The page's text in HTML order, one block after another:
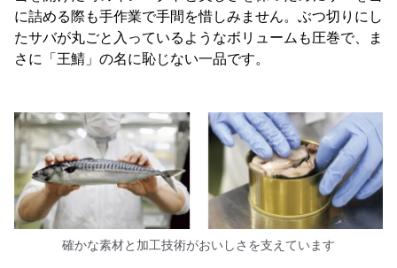
に詰める際も手作業で手間を惜しみません。ぶつ切りにし
たサバが丸ごと入っているようなボリュームも圧巻で、ま
さに「王鯖」の名に恥じない一品です。
確かな素材と加工技術がおいしさを支えています